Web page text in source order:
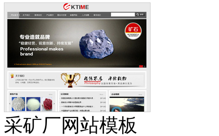
采矿厂网站模板